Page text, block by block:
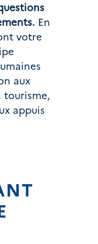
En
votre
aux
tourisme,
appuis